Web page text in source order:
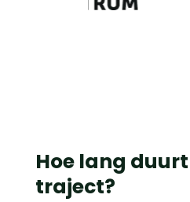
Hoe lang duurt
traject?